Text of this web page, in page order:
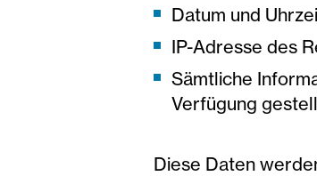
Datum und
IP-Adresse des
Sämtliche
Verfügung
Diese Daten